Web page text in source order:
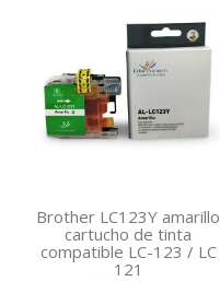
Brother LC123Y amarillo
cartucho de tinta
compatible LC-123 / LC
121